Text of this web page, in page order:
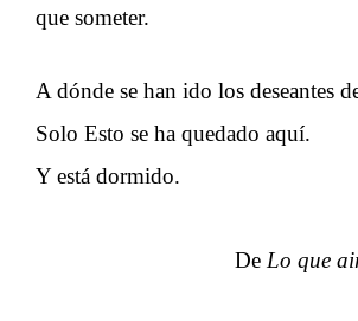
que someter.
A dónde se han ido los deseantes
Solo Esto se ha quedado aquí.
Y está dormido.
De Lo que